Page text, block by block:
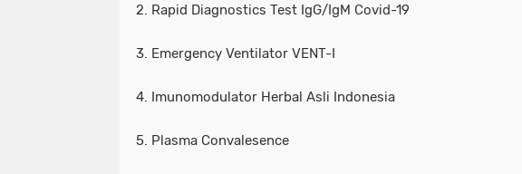
2. Rapid Diagnostics Test IgG/IgM Covid-19
3. Emergency Ventilator VENT-I
4. Imunomodulator Herbal Asli Indonesia
5. Plasma Convalesence